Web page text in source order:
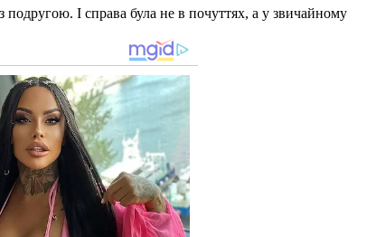
І справа була не в почуттях, а у звичайному